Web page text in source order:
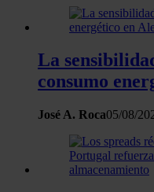
La
consumo
José A. Roca05/08/